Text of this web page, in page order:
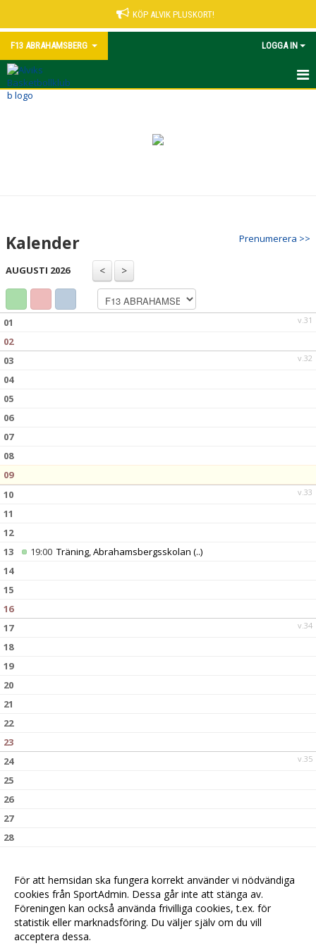
KÖP ALVIK PLUSKORT!
F13 ABRAHAMSBERG LOGGA IN
HEM
KONTAKT
Prenumerera >>
Kalender
AUGUSTI 2026
v.31
01
02
v.32
03
04
05
06
07
08
09
v.33
10
11
12
13
19:00 Träning, Abrahamsbergsskolan (..)
14
15
16
v.34
17
18
19
20
21
22
23
v.35
24
25
26
27
28
För att hemsidan ska fungera korrekt använder vi nödvändiga
cookies från SportAdmin. Dessa går inte att stänga av.
Föreningen kan också använda frivilliga cookies, t.ex. för
statistik eller marknadsföring. Du väljer själv om du vill
acceptera dessa.